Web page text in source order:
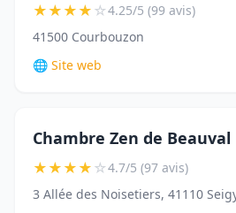
★★★★☆4.25/5 (99 avis)
41500 Courbouzon
🌐 Site web
Chambre Zen de Beauval
★★★★☆4.7/5 (97 avis)
3 Allée des Noisetiers, 41110